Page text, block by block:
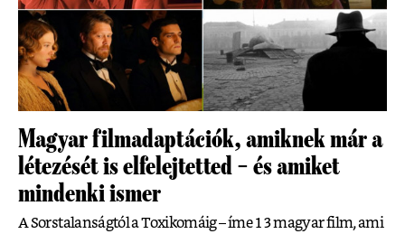
Magyar filmadaptációk, amiknek már a
létezését is elfelejtetted – és amiket
mindenki ismer
A Sorstalanságtól a Toxikomáig – íme 13 magyar film, ami